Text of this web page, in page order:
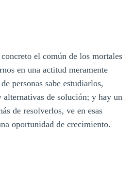
el común de los mortales
en una actitud meramente
personas sabe estudiarlos,
alternativas de solución; y hay un
de resolverlos, ve en esas
oportunidad de crecimiento.